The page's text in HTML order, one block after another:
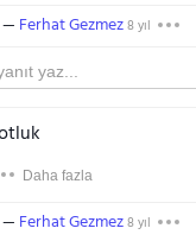
Ferhat Gezmez8 yıl
Daha fazla
Ferhat Gezmez8 yıl